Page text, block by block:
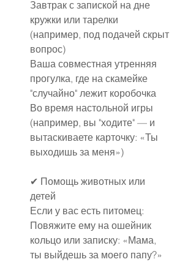
Завтрак с запиской на дне
кружки или тарелки
(например, под подачей скрыт
вопрос)
Ваша совместная утренняя
прогулка, где на скамейке
"случайно" лежит коробочка
Во время настольной игры
(например, вы "ходите" — и
вытаскиваете карточку: «Ты
выходишь за меня»)
✔ Помощь животных или
детей
Если у вас есть питомец:
Повяжите ему на ошейник
кольцо или записку: «Мама,
ты выйдешь за моего папу?»